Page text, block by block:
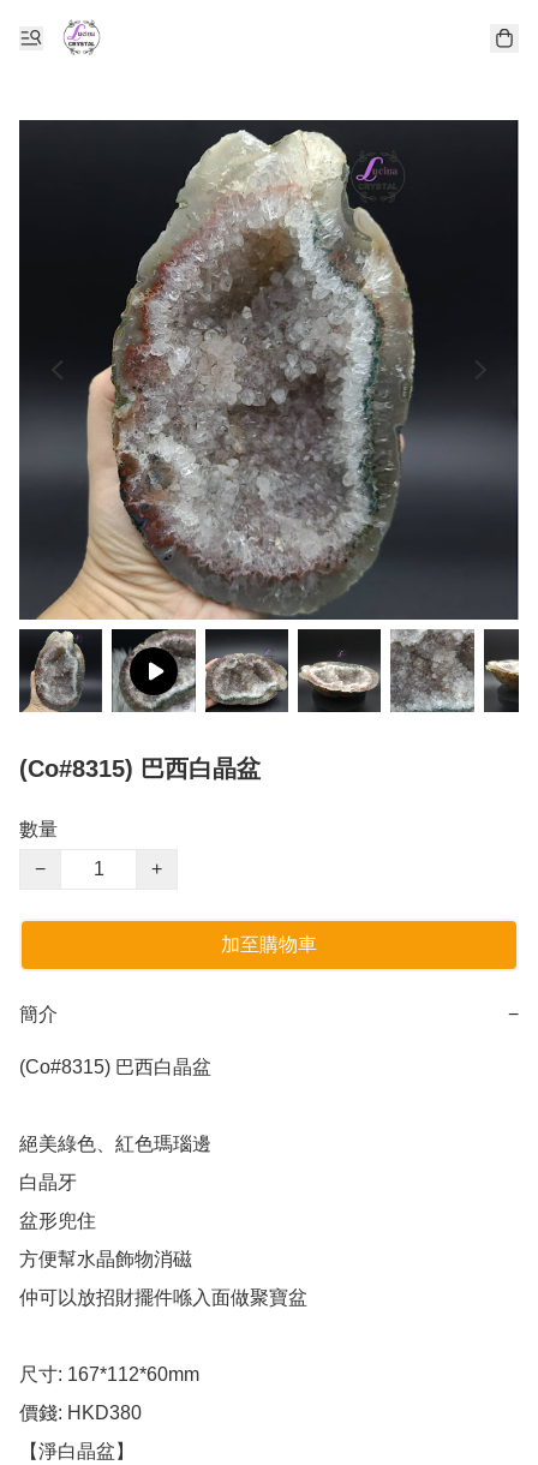
(Co#8315) 巴西白晶盆
數量
−
+
加至購物車
簡介 −
(Co#8315) 巴西白晶盆
絕美綠色、紅色瑪瑙邊
白晶牙
盆形兜住
方便幫水晶飾物消磁
仲可以放招財擺件喺入面做聚寶盆
尺寸: 167*112*60mm
價錢: HKD380
【淨白晶盆】